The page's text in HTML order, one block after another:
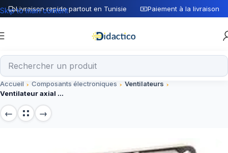
Livraison rapide partout en Tunisie Paiement à la livraison
Skip to main content
Accueil Composants électroniques
Ventilateurs
Ventilateur axial 8P-230LS-T, composant de refroidissement 230V 80x80x25 mm